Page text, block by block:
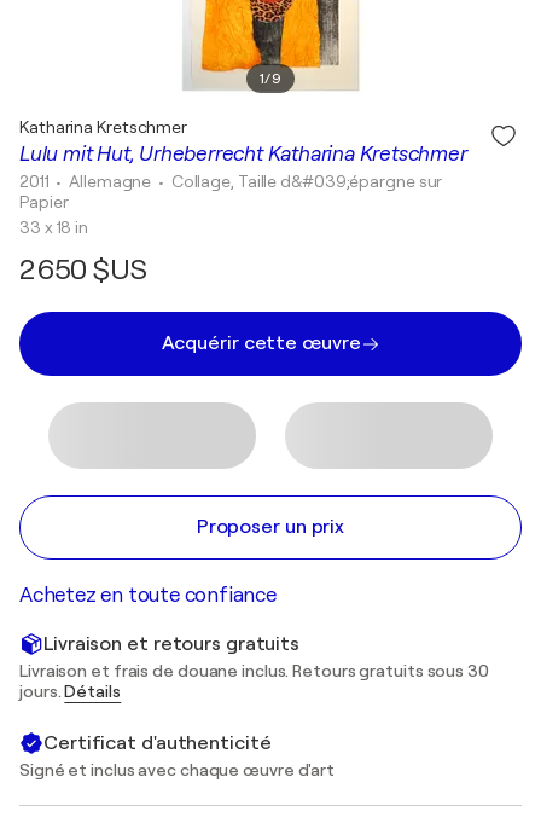
1/9
Lulu mit Hut, Urheberrecht Katharina Kretschmer
Katharina Kretschmer
2011 • Allemagne • Collage, Taille d&#039;épargne sur
Papier
33 x 18 in
2 650 $US
Acquérir cette œuvre
Proposer un prix
Achetez en toute confiance
Livraison et retours gratuits
Livraison et frais de douane inclus. Retours gratuits sous 30
jours.Détails
Certificat d'authenticité
Signé et inclus avec chaque œuvre d'art